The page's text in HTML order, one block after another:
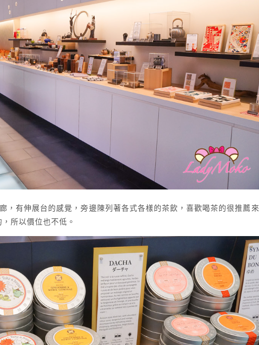
，有伸展台的感覺，旁邊陳列著各式各樣的茶飲，喜歡喝茶的很推薦來
所以價位也不低。